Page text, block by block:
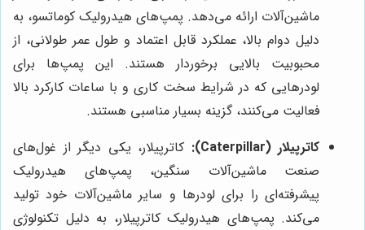
ماشین‌آلات ارائه می‌دهد. پمپ‌های هیدرولیک کوماتسو، به
دلیل دوام بالا، عملکرد قابل اعتماد و طول عمر طولانی، از
محبوبیت بالایی برخوردار هستند. این پمپ‌ها برای
لودرهایی که در شرایط سخت کاری و با ساعات کارکرد بالا
فعالیت می‌کنند، گزینه بسیار مناسبی هستند.
کاترپیلار (Caterpillar):
کاترپیلار، یکی دیگر از غول‌های
صنعت ماشین‌آلات سنگین، پمپ‌های هیدرولیک
پیشرفته‌ای را برای لودرها و سایر ماشین‌آلات خود تولید
می‌کند. پمپ‌های هیدرولیک کاترپیلار، به دلیل تکنولوژی